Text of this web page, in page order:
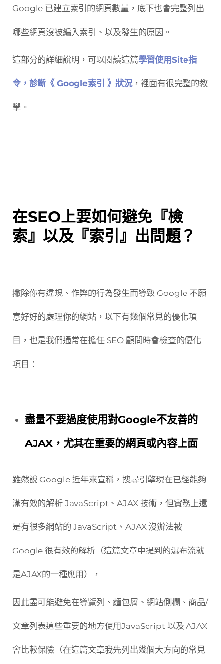
Google 已建立索引的網頁數量，底下也會完整列出
哪些網頁沒被編入索引、以及發生的原因。
這部分的詳細說明，可以閱讀這篇學習使用Site指
令，診斷《 Google索引 》狀況，裡面有很完整的教
學。
在SEO上要如何避免『檢
索』以及『索引』出問題？
撇除你有違規、作弊的行為發生而導致 Google 不願
意好好的處理你的網站，以下有幾個常見的優化項
目，也是我們通常在擔任 SEO 顧問時會檢查的優化
項目：
盡量不要過度使用對Google不友善的
AJAX，尤其在重要的網頁或內容上面
雖然說 Google 近年來宣稱，搜尋引擎現在已經能夠
滿有效的解析 JavaScript、AJAX 技術，但實務上還
是有很多網站的 JavaScript、AJAX 沒辦法被
Google 很有效的解析（這篇文章中提到的瀑布流就
是AJAX的一種應用），
因此盡可能避免在導覽列、麵包屑、網站側欄、商品/
文章列表這些重要的地方使用JavaScript 以及 AJAX
會比較保險（在這篇文章我先列出幾個大方向的常見